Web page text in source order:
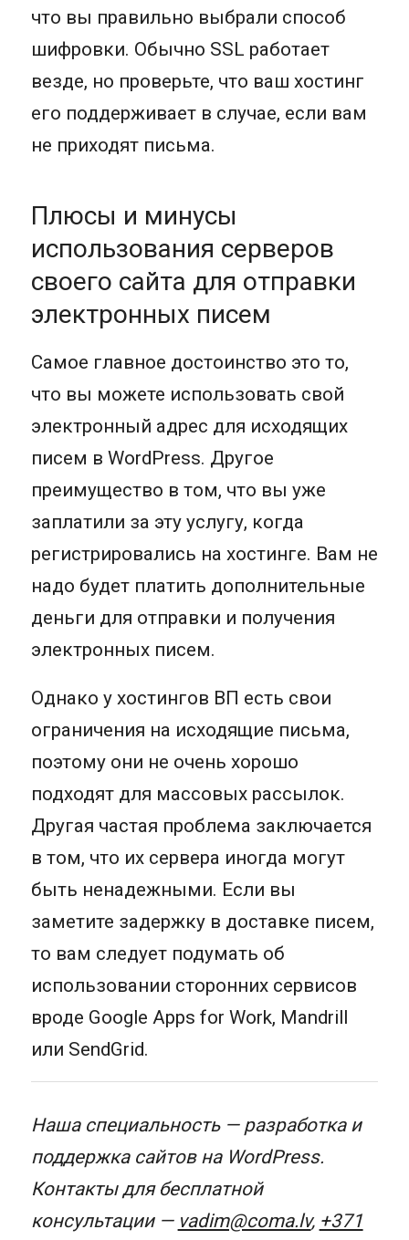
что вы правильно выбрали способ
шифровки. Обычно SSL работает
везде, но проверьте, что ваш хостинг
его поддерживает в случае, если вам
не приходят письма.
Плюсы и минусы
использования серверов
своего сайта для отправки
электронных писем
Самое главное достоинство это то,
что вы можете использовать свой
электронный адрес для исходящих
писем в WordPress. Другое
преимущество в том, что вы уже
заплатили за эту услугу, когда
регистрировались на хостинге. Вам не
надо будет платить дополнительные
деньги для отправки и получения
электронных писем.
Однако у хостингов ВП есть свои
ограничения на исходящие письма,
поэтому они не очень хорошо
подходят для массовых рассылок.
Другая частая проблема заключается
в том, что их сервера иногда могут
быть ненадежными. Если вы
заметите задержку в доставке писем,
то вам следует подумать об
использовании сторонних сервисов
вроде Google Apps for Work, Mandrill
или SendGrid.
Наша специальность — разработка и
поддержка сайтов на WordPress.
Контакты для бесплатной
консультации — vadim@coma.lv, +371